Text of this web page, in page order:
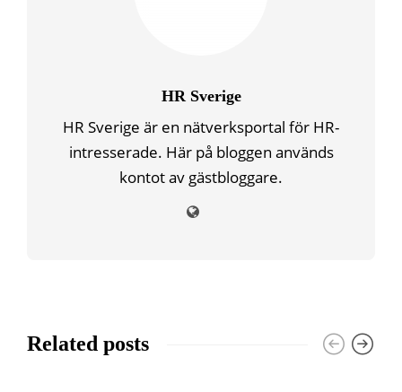
HR Sverige
HR Sverige är en nätverksportal för HR-
intresserade. Här på bloggen används
kontot av gästbloggare.
Related posts